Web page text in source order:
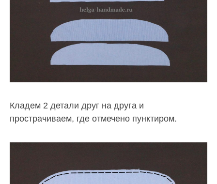
Кладем 2 детали друг на друга и
прострачиваем, где отмечено пунктиром.